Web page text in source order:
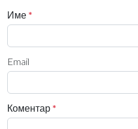
Име *
Email
Коментар *